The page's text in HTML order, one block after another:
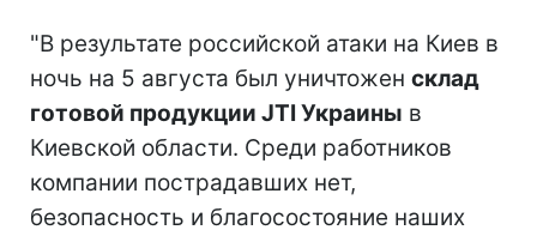
"В результате российской атаки на Киев в
ночь на 5 августа был уничтожен склад
готовой продукции JTI Украины в
Киевской области. Среди работников
компании пострадавших нет,
безопасность и благосостояние наших